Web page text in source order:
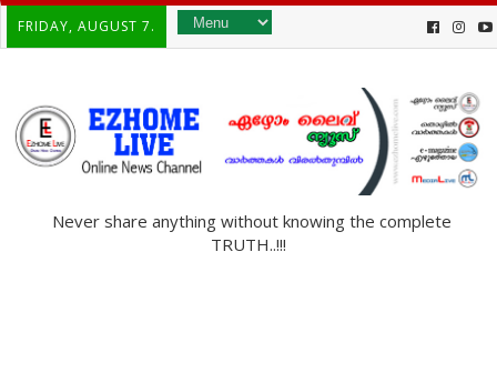
FRIDAY, AUGUST 7.
Never share anything without knowing the complete
TRUTH..!!!